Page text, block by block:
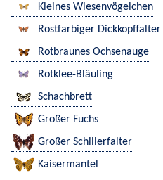
Kleines Wiesenvögelchen
Rostfarbiger Dickkopffalter
Rotbraunes Ochsenauge
Rotklee-Bläuling
Schachbrett
Großer Fuchs
Großer Schillerfalter
Kaisermantel